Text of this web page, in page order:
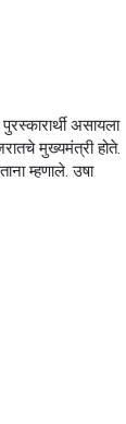
असायला
मुख्यमंत्री होते.
म्हणाले. उषा